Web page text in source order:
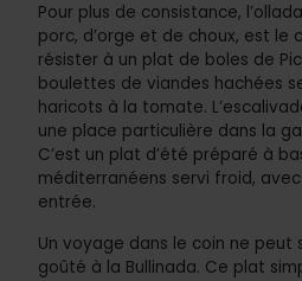
Pour plus de consistance,
porc, d’orge et de choux, est le
résister à un plat de boles de
boulettes de viandes hachées
haricots à la tomate.
une place particulière dans la
C’est un plat d’été préparé à
méditerranéens servi froid,
entrée.
Un voyage dans le coin ne peut
goûté à la Bullinada. Ce plat